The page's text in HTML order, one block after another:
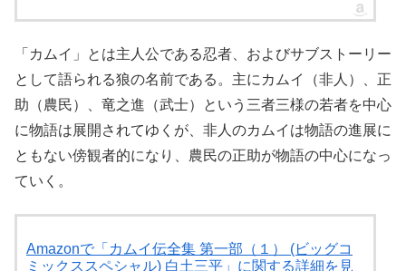
「カムイ」とは主人公である忍者、およびサブストーリー
として語られる狼の名前である。主にカムイ（非人）、正
助（農民）、竜之進（武士）という三者三様の若者を中心
に物語は展開されてゆくが、非人のカムイは物語の進展に
ともない傍観者的になり、農民の正助が物語の中心になっ
ていく。
Amazonで「カムイ伝全集 第一部（１） (ビッグコ
ミックススペシャル) 白土三平」に関する詳細を見